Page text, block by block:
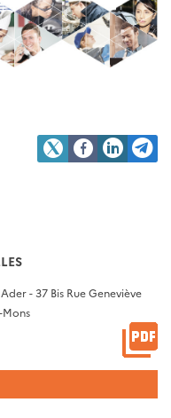
- 37 Bis Rue Geneviève